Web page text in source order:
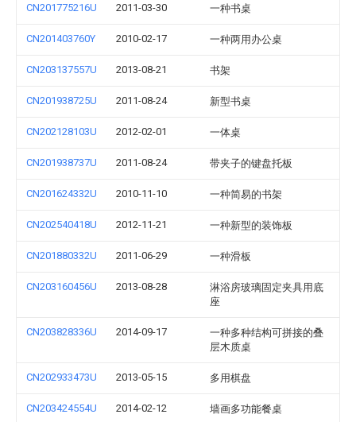
CN201775216U 2011-03-30 一种书桌
CN201403760Y 2010-02-17 一种两用办公桌
CN203137557U 2013-08-21 书架
CN201938725U 2011-08-24 新型书桌
CN202128103U 2012-02-01 一体桌
CN201938737U 2011-08-24 带夹子的键盘托板
CN201624332U 2010-11-10 一种简易的书架
CN202540418U 2012-11-21 一种新型的装饰板
CN201880332U 2011-06-29 一种滑板
CN203160456U 2013-08-28
淋浴房玻璃固定夹具用底
座
CN203828336U 2014-09-17
一种多种结构可拼接的叠
层木质桌
CN202933473U 2013-05-15 多用棋盘
CN203424554U 2014-02-12 墙画多功能餐桌